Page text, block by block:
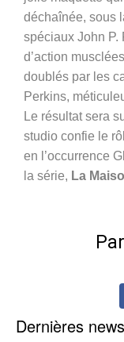
déchaînée, sous
spéciaux John P.
d’action
doublés par les
Perkins,
Le résultat sera
studio confie le
en l’occurrence
la série, La
Dernières news